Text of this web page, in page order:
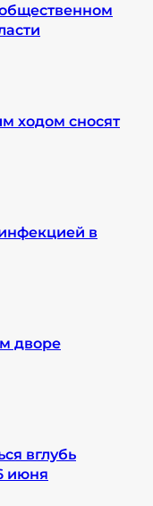
ходом сносят
в
дворе
вглубь
июня